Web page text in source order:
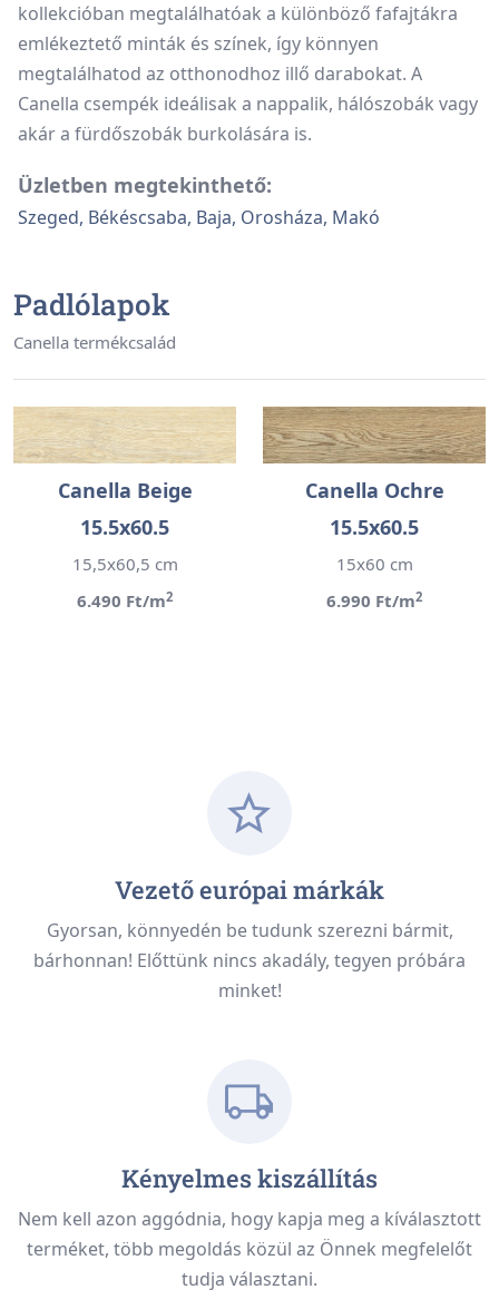
kollekcióban megtalálhatóak a különböző fafajtákra
emlékeztető minták és színek, így könnyen
megtalálhatod az otthonodhoz illő darabokat. A
Canella csempék ideálisak a nappalik, hálószobák vagy
akár a fürdőszobák burkolására is.
Üzletben megtekinthető:
Szeged, Békéscsaba, Baja, Orosháza, Makó
Padlólapok
Canella termékcsalád
Canella Beige
15.5x60.5
15,5x60,5 cm
6.490 Ft/m2
Canella Ochre
15.5x60.5
15x60 cm
6.990 Ft/m2
Vezető európai márkák
Gyorsan, könnyedén be tudunk szerezni bármit,
bárhonnan! Előttünk nincs akadály, tegyen próbára
minket!
Kényelmes kiszállítás
Nem kell azon aggódnia, hogy kapja meg a kíválasztott
terméket, több megoldás közül az Önnek megfelelőt
tudja választani.